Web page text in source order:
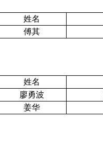
姓名
傅其
姓名
廖勇波
姜华